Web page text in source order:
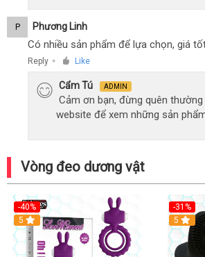
P Phương Linh
Có nhiều sản phẩm để lựa chọn, giá
Reply ● Like
Cẩm Tú ADMIN
Cảm ơn bạn, đừng quên
website để xem những sản
Vòng đeo dương vật
-40%
5
-31%
5